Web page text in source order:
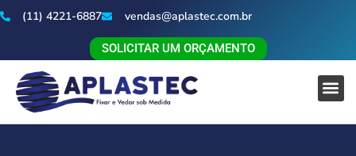
(11) 4221-6887 vendas@aplastec.com.br
SOLICITAR UM ORÇAMENTO